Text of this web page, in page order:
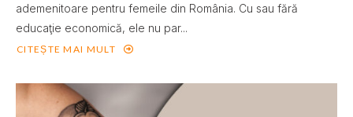
ademenitoare pentru femeile din România. Cu sau fără
educaţie economică, ele nu par...
CITEȘTE MAI MULT